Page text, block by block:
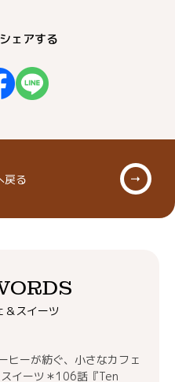
ェアする
戻る
＆スイーツ
ヒーが紡ぐ、小さなカフェ
イーツ＊106話『Ten